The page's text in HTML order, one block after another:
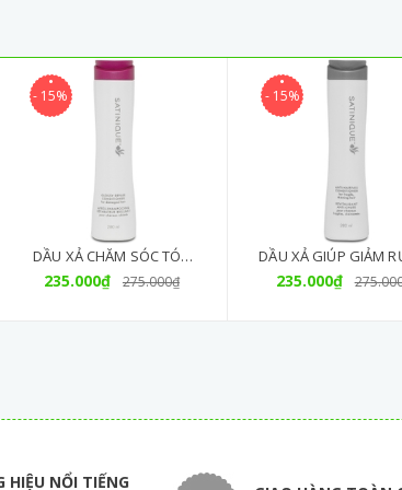
- 15%
DẦU XẢ CHĂM SÓC TÓC
HƯ TỔN SATINIQUE
235.000₫ 275.000₫
- 15%
DẦU XẢ GIÚP GIẢM
TÓC SATINIQUE
235.000₫
HIỆU NỔI TIẾNG